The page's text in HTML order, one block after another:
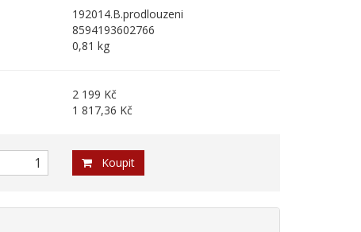
192014.B.prodlouzeni
8594193602766
0,81 kg
2 199 Kč
1 817,36 Kč
Koupit